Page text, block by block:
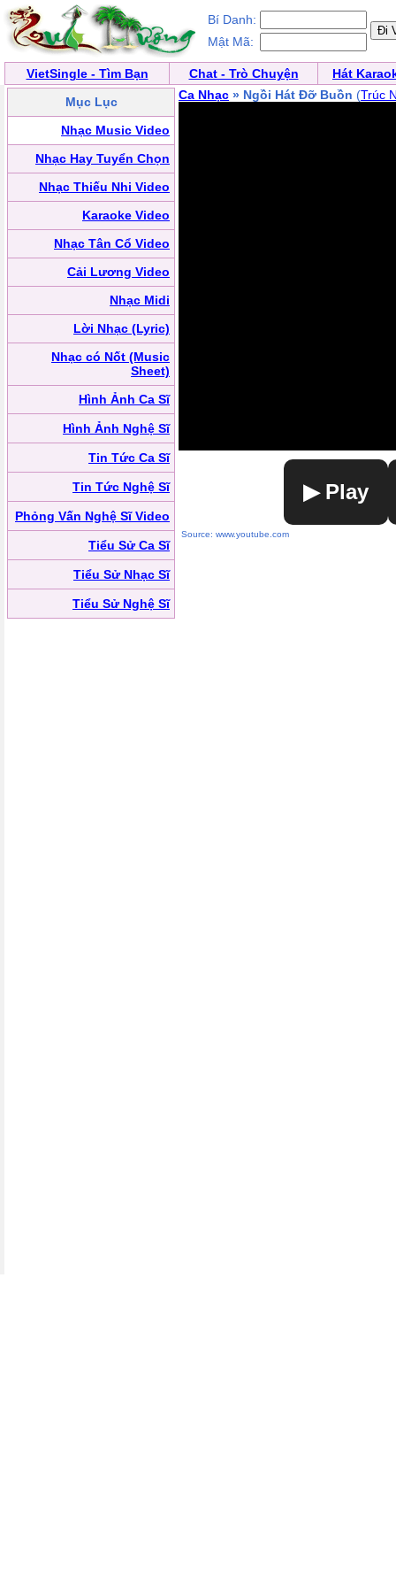
Bí Danh:
Mật Mã:
VietSingle - Tìm Bạn Chat - Trò Chuyện
Hát
Mục Lục
Nhạc Music Video
Nhạc Hay Tuyển Chọn
Nhạc Thiếu Nhi Video
Karaoke Video
Nhạc Tân Cổ Video
Cải Lương Video
Nhạc Midi
Lời Nhạc (Lyric)
Nhạc có Nốt (Music
Sheet)
Hình Ảnh Ca Sĩ
Hình Ảnh Nghệ Sĩ
Tin Tức Ca Sĩ
Tin Tức Nghệ Sĩ
Phỏng Vấn Nghệ Sĩ Video
Tiểu Sử Ca Sĩ
Tiểu Sử Nhạc Sĩ
Tiểu Sử Nghệ Sĩ
Ca Nhạc » Ngồi Hát Đỡ Buồn (Trúc
▶ Play
Source: www.youtube.com